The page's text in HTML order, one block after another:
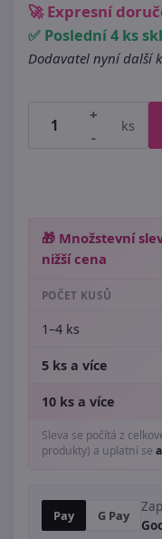
🚀 Expresní
✅ Poslední 4 ks
Dodavatel nyní další
+
-
ks
🎁 Množstevní
nižší cena
POČET KUSŮ
1–4 ks
5 ks a více
10 ks a více
Sleva se počítá z
produkty) a uplatní se
Pay G Pay